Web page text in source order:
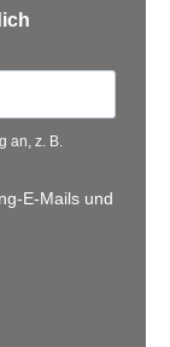
an, z. B.
E-Mails und